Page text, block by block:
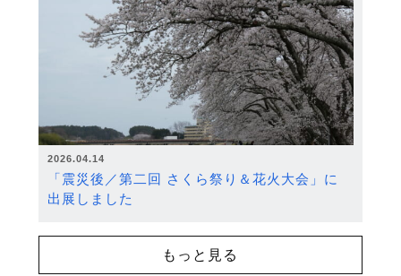
2026.04.14
「震災後／第二回 さくら祭り＆花火大会」に
出展しました
もっと見る